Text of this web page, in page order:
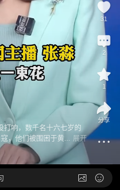
打响，数千名十六七岁的
，他们被围困于黄...
展开
31
2
1
分享